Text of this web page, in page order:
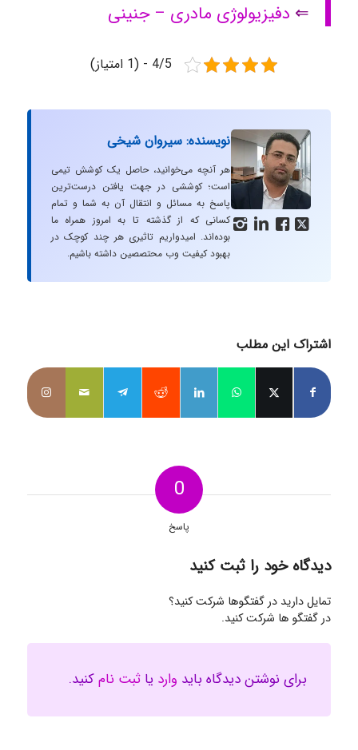
⇐ دفیزیولوژی مادری – جنینی
4/5 - (1 امتیاز)
   
نویسنده: سیروان شیخی
هر آنچه می‌خوانید، حاصل یک کوشش تیمی
است؛ کوششی در جهت یافتن درست‌ترین
پاسخ به مسائل و انتقال آن به شما و تمام
کسانی که از گذشته تا به امروز همراه ما
بوده‌اند. امیدواریم تاثیری هر چند کوچک در
بهبود کیفیت وب محتصصین داشته باشیم.
اشتراک این مطلب
0
پاسخ
دیدگاه خود را ثبت کنید
تمایل دارید در گفتگوها شرکت کنید؟
در گفتگو ها شرکت کنید.
برای نوشتن دیدگاه باید وارد یا ثبت نامکنید.